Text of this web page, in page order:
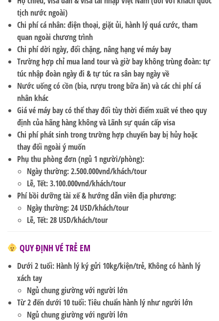
tịch nước ngoài)
Chi phí cá nhân: điện thoại, giặt ủi, hành lý quá cước, tham
quan ngoài chương trình
Chi phí dời ngày, đổi chặng, nâng hạng vé máy bay
Trường hợp chỉ mua land tour và giờ bay không trùng đoàn: tự
túc nhập đoàn ngày đi & tự túc ra sân bay ngày về
Nước uống có cồn (bia, rượu trong bữa ăn) và các chi phí cá
nhân khác
Giá vé máy bay có thể thay đổi tùy thời điểm xuất vé theo quy
định của hãng hàng không và Lãnh sự quán cấp visa
Chi phí phát sinh trong trường hợp chuyến bay bị hủy hoặc
thay đổi ngoài ý muốn
Phụ thu phòng đơn(ngủ 1 người/phòng):
Ngày thường: 2.500.000vnd/khách/tour
Lễ, Tết: 3.100.000vnd/khách/tour
Phí bồi dưỡng tài xế & hướng dẫn viên địa phương:
Ngày thường:24 USD/khách/tour
Lễ, Tết:28 USD/khách/tour
QUY ĐỊNH VÉ TRẺ EM
Dưới 2 tuổi: Hành lý ký gửi 10kg/kiện/trẻ, Không có hành lý
xách tay
Ngủ chung giường với người lớn
Từ 2 đến dưới 10 tuổi:Tiêu chuẩn hành lý như người lớn
Ngủ chung giường với người lớn